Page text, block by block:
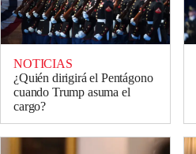
NOTICIAS
¿Quién dirigirá el Pentágono
cuando Trump asuma el
cargo?